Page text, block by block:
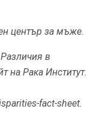
център за мъже.
Различия в
на Рака Институт.
fact-sheet.